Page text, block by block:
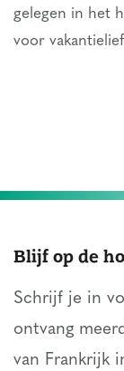
gelegen in het
voor
Blijf op de
Schrijf je in
ontvang
van Frankrijk